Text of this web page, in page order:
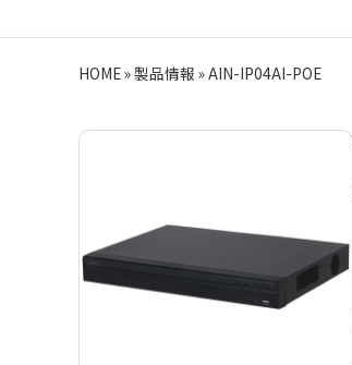
HOME»製品情報 »AIN-IP04AI-POE